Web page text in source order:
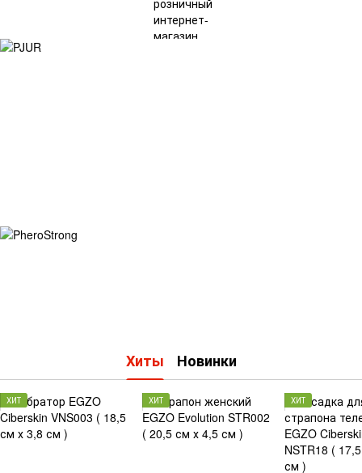
Хиты Новинки
ХИТ ХИТ ХИТ